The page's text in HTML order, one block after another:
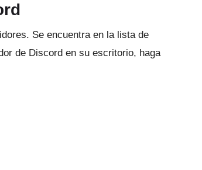
Se encuentra en la lista de
de Discord en su escritorio, haga